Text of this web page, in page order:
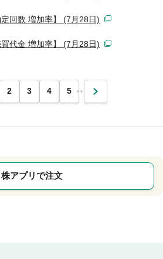
回数 増加率】 (7月28日)
代金 増加率】 (7月28日)
2 3 4 5 … 次
株アプリで注文